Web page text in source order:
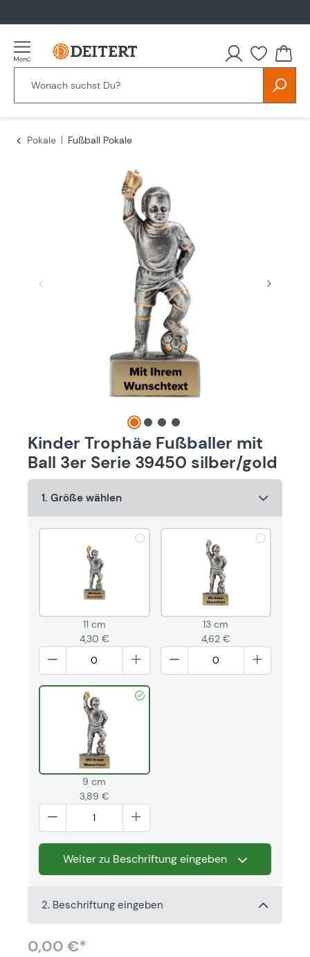
Du
Pokale Fußball Pokale
Kinder Trophäe Fußballer mit
Ball 3er Serie 39450 silber/gold
1. Größe wählen
11 cm
4,30 €
13 cm
4,62 €
9 cm
3,89 €
Weiter zu Beschriftung eingeben
2. Beschriftung eingeben
0,00 €*